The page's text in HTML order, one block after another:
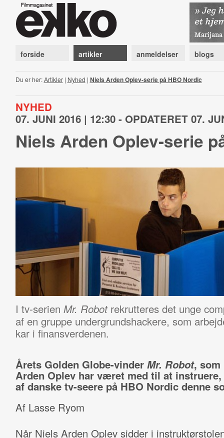
forside artikler anmeldelser blogs
Du er her:Artikler| Nyhed | Niels Arden Oplev-serie på HBO Nordic
NYHED
07. JUNI 2016 | 12:30 - OPDATERET 07.
Niels Arden Oplev-serie
I tv-serien Mr. Robotrekrutteres det unge
af en gruppe undergrundshackere, som
kar i finansverdenen.
Årets Golden Globe-vinder Mr. Robot, som
Arden Oplev har været med til at instruere,
af danske tv-seere på HBO Nordic denne
Af Lasse Ryom
Når Niels Arden Oplev sidder i